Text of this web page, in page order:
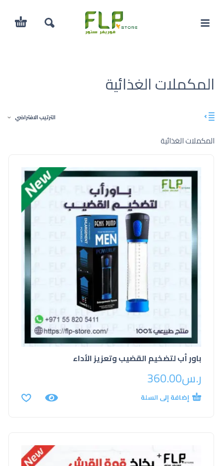
المكملات الغذائية
الترتيب الافتراضي
المكملات الغذائية
باور أب لتضخيم القضيب وتعزيز الأداء
ر.س360.00
إضافة إلى السلة